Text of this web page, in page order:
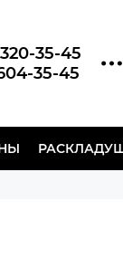
35-45
35-45